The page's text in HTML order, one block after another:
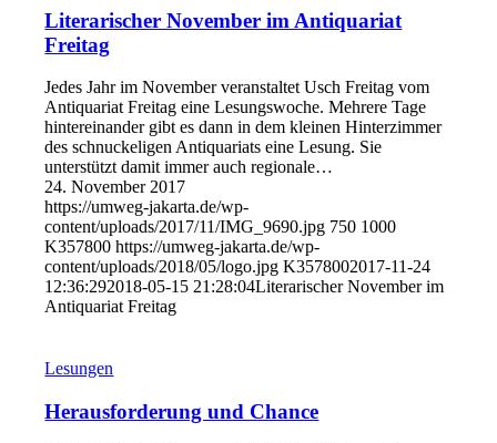
Literarischer November im Antiquariat
Freitag
Jedes Jahr im November veranstaltet Usch Freitag vom
Antiquariat Freitag eine Lesungswoche. Mehrere Tage
hintereinander gibt es dann in dem kleinen Hinterzimmer
des schnuckeligen Antiquariats eine Lesung. Sie
unterstützt damit immer auch regionale…
24. November 2017
https://umweg-jakarta.de/wp-
content/uploads/2017/11/IMG_9690.jpg 750 1000
K357800 https://umweg-jakarta.de/wp-
content/uploads/2018/05/logo.jpg K3578002017-11-24
12:36:292018-05-15 21:28:04Literarischer November im
Antiquariat Freitag
Lesungen
Herausforderung und Chance